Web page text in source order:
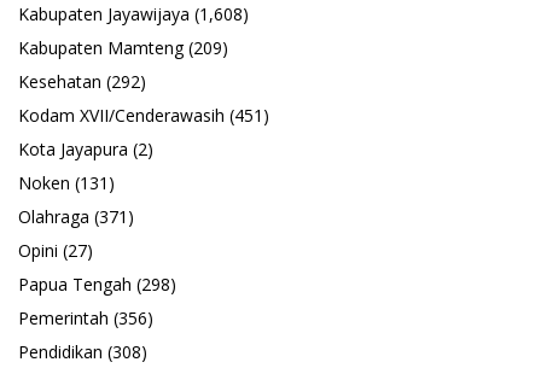
Kabupaten Jayawijaya (1,608)
Kabupaten Mamteng(209)
Kesehatan (292)
Kodam XVII/Cenderawasih (451)
Kota Jayapura (2)
Noken (131)
Olahraga (371)
Opini (27)
Papua Tengah (298)
Pemerintah (356)
Pendidikan (308)